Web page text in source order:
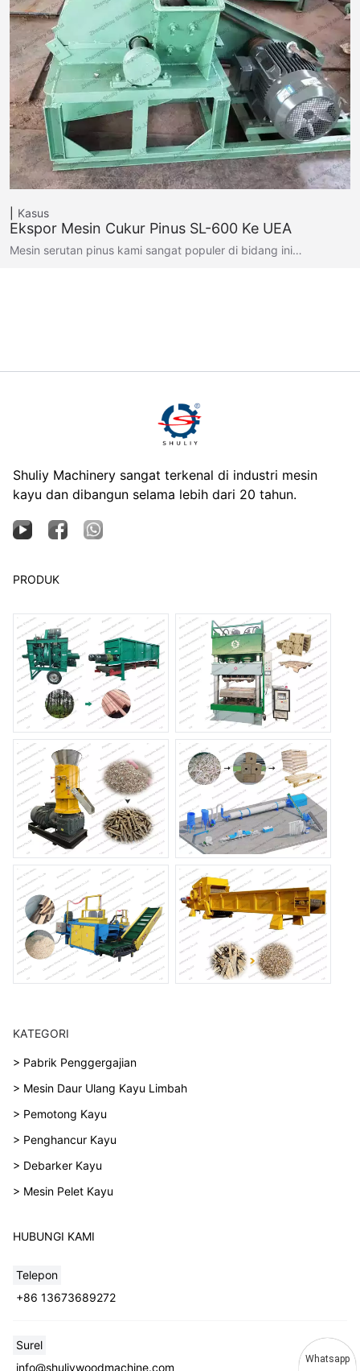
Kasus
Ekspor Mesin Cukur Pinus SL-600 Ke UEA
Mesin serutan pinus kami sangat populer di bidang ini…
Shuliy Machinery sangat terkenal di industri mesin
kayu dan dibangun selama lebih dari 20 tahun.
PRODUK
KATEGORI
> Pabrik Penggergajian
> Mesin Daur Ulang Kayu Limbah
> Pemotong Kayu
> Penghancur Kayu
> Debarker Kayu
> Mesin Pelet Kayu
HUBUNGI KAMI
Telepon
+86 13673689272
Surel
info@shuliywoodmachine.com
Whatsapp